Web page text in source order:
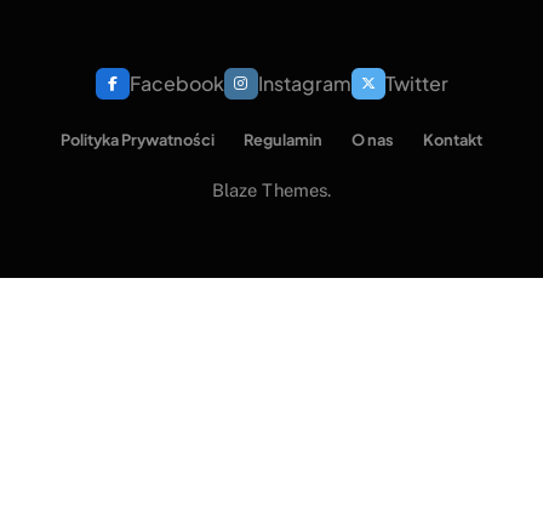
Facebook Instagram Twitter
Polityka Prywatności Regulamin O nas Kontakt
Blaze Themes.